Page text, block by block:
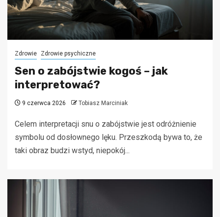
Zdrowie Zdrowie psychiczne
Sen o zabójstwie kogoś – jak
interpretować?
9 czerwca 2026 Tobiasz Marciniak
Celem interpretacji snu o zabójstwie jest odróżnienie
symbolu od dosłownego lęku. Przeszkodą bywa to, że
taki obraz budzi wstyd, niepokój...